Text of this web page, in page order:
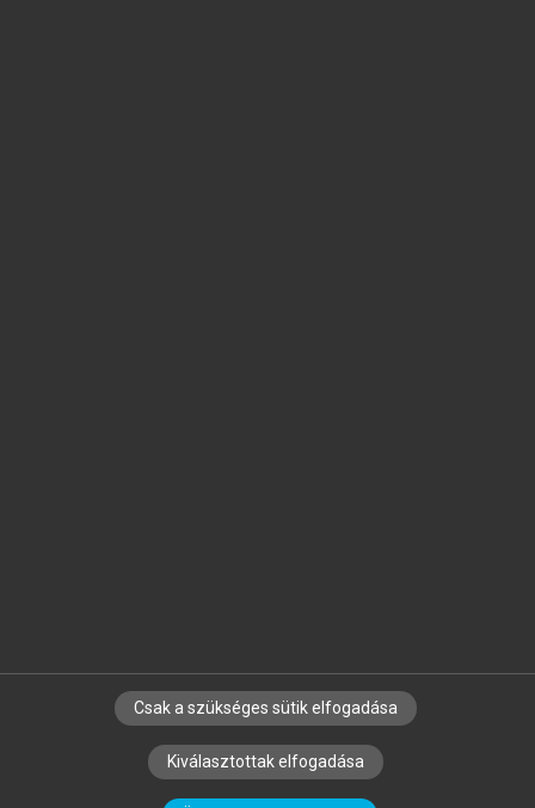
SZERZŐKNEK CÉGEKNEK KÖNYVTÁROSOKNAK
SZERKESZTÉSI ÉS LEKTORÁLÁSI ALAPELVEK
Csak a szükséges sütik elfogadása
Kiválasztottak elfogadása